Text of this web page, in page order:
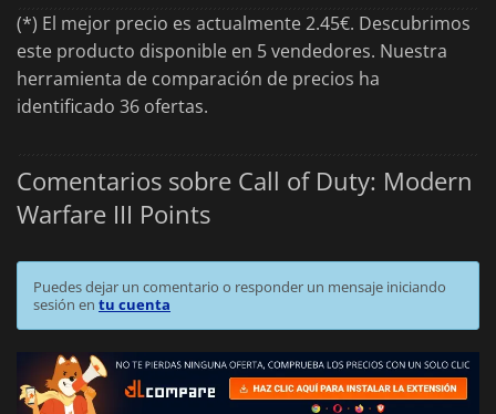
(*) El mejor precio es actualmente 2.45€. Descubrimos
este producto disponible en 5 vendedores. Nuestra
herramienta de comparación de precios ha
identificado 36 ofertas.
Comentarios sobre Call of Duty: Modern
Warfare III Points
Puedes dejar un comentario o responder un mensaje iniciando
sesión en tu cuenta